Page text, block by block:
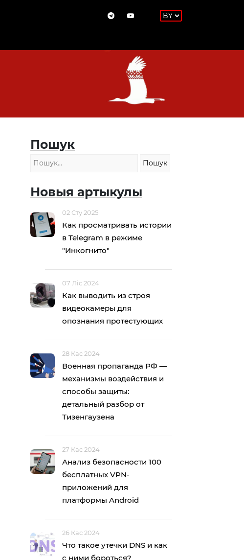
Пошук
Новыя артыкулы
02 Сту 2025
Как просматривать истории
в Telegram в режиме
"Инкогнито"
07 Ліс 2024
Как выводить из строя
видеокамеры для
опознания протестующих
28 Кас 2024
Военная пропаганда РФ —
механизмы воздействия и
способы защиты:
детальный разбор от
Тизенгаузена
27 Кас 2024
Анализ безопасности 100
бесплатных VPN-
приложений для
платформы Android
26 Кас 2024
Что такое утечки DNS и как
с ними бороться?